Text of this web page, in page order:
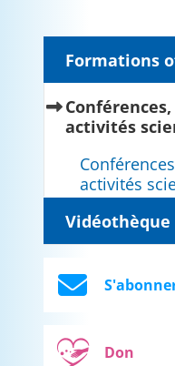
Formations
activités
activités
Vidéothèque
Don